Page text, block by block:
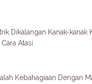
Dikalangan Kanak-kanak
Cara Atasi
Kebahagiaan Dengan